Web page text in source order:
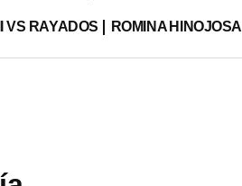
VS RAYADOS ROMINA HINOJOSA